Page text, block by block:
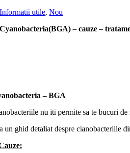
Informatii utile,Nou
Cyanobacteria(BGA) – cauze –
– BGA
nu iti permite sa te bucuri de
un ghid detaliat despre cianobacteriile